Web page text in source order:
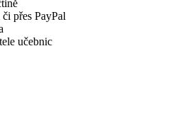
přes PayPal
učebnic